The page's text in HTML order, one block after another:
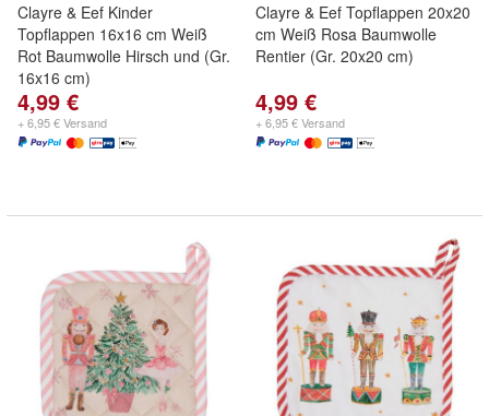
Clayre & Eef Kinder
Topflappen 16x16 cm Weiß
Rot Baumwolle Hirsch und (Gr.
16x16 cm)
4,99 €
+ 6,95 € Versand
Clayre & Eef Topflappen 20x20
cm Weiß Rosa Baumwolle
Rentier (Gr. 20x20 cm)
4,99 €
+ 6,95 € Versand